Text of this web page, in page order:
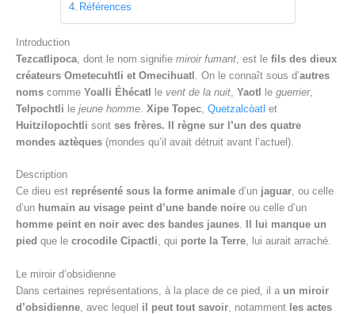
Références
Introduction
Tezcatlipoca , dont le nom signifie miroir fumant , est le fils des dieux
créateurs Ometecuhtli et Omecihuatl
. On le connaît sous d’autres
noms comme Yoalli Éhécatl le vent de la nuit Yaotl le guerrier,
Telpochtli le jeune homme Xipe Topec Quetzalcòatl et
Huitzilopochtli sont ses frères. Il règne sur l’un des quatre
mondes aztèques (mondes qu’il avait détruit avant l’actuel).
Description
Ce dieu est représenté sous la forme animale d’un jaguar, ou celle
d’un humain au visage peint d’une bande noire ou celle d’un
homme peint en noir avec des bandes jaunes.
Il lui manque un
pied que le crocodile Cipactli, qui porte la Terre, lui aurait arraché.
Le miroir d’obsidienne
Dans certaines représentations, à la place de ce pied, il a un miroir
d’obsidienne , avec lequel il peut tout savoir , notamment les actes